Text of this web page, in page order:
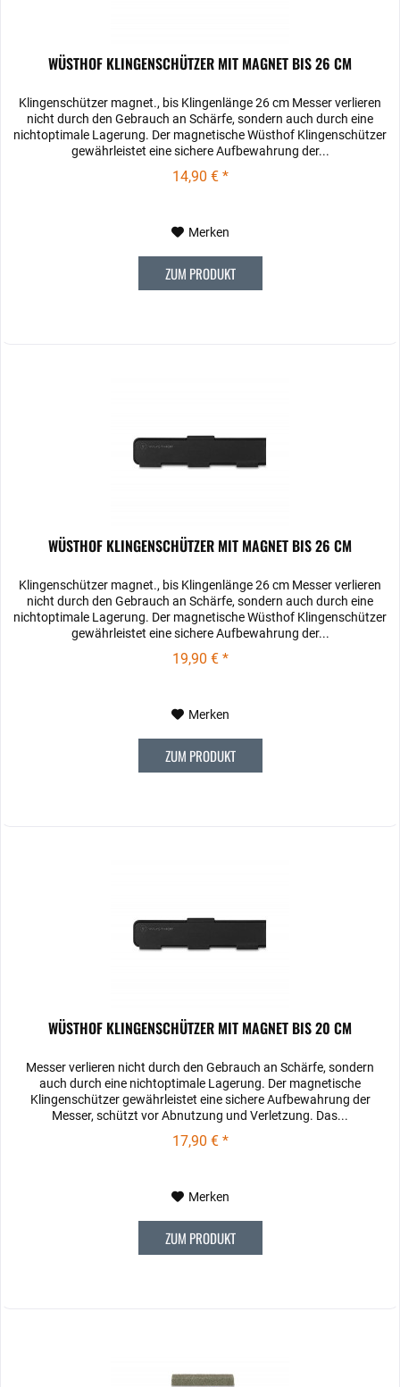
WÜSTHOF KLINGENSCHÜTZER MIT MAGNET BIS 26 CM
Klingenschützer magnet., bis Klingenlänge 26 cm Messer verlieren
nicht durch den Gebrauch an Schärfe, sondern auch durch eine
nichtoptimale Lagerung. Der magnetische Wüsthof Klingenschützer
gewährleistet eine sichere Aufbewahrung der...
14,90 € *
Merken
ZUM PRODUKT
WÜSTHOF KLINGENSCHÜTZER MIT MAGNET BIS 26 CM
Klingenschützer magnet., bis Klingenlänge 26 cm Messer verlieren
nicht durch den Gebrauch an Schärfe, sondern auch durch eine
nichtoptimale Lagerung. Der magnetische Wüsthof Klingenschützer
gewährleistet eine sichere Aufbewahrung der...
19,90 € *
Merken
ZUM PRODUKT
WÜSTHOF KLINGENSCHÜTZER MIT MAGNET BIS 20 CM
Messer verlieren nicht durch den Gebrauch an Schärfe, sondern
auch durch eine nichtoptimale Lagerung. Der magnetische
Klingenschützer gewährleistet eine sichere Aufbewahrung der
Messer, schützt vor Abnutzung und Verletzung. Das...
17,90 € *
Merken
ZUM PRODUKT